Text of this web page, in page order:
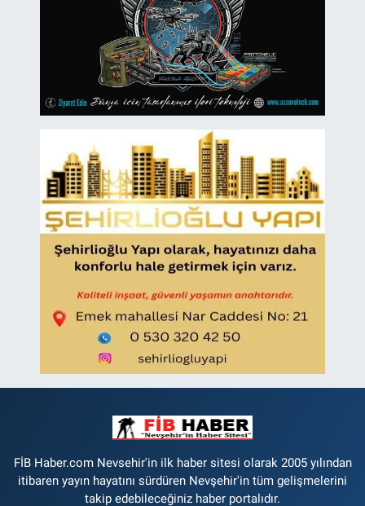
FİB Haber.com Nevsehir'in ilk haber sitesi olarak 2005 yılından
itibaren yayın hayatını sürdüren Nevşehir'in tüm gelişmelerini
takip edebileceğiniz haber portalıdır.